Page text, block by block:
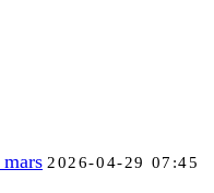
2026-04-29 07:45